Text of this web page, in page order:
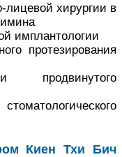
лицевой хирургии в
имплантологии
протезирования
Киен Тхи Бич